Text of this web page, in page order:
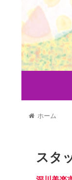
ホーム
スタ